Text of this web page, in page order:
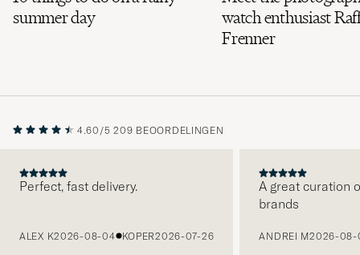
summer day
watch enthusiast
Frenner
4.60/5 209 BEOORDELINGEN
Perfect, fast delivery.
ALEX K2026-08-04 KOPER2026-07-26
A great curation
brands
ANDREI M2026-08-